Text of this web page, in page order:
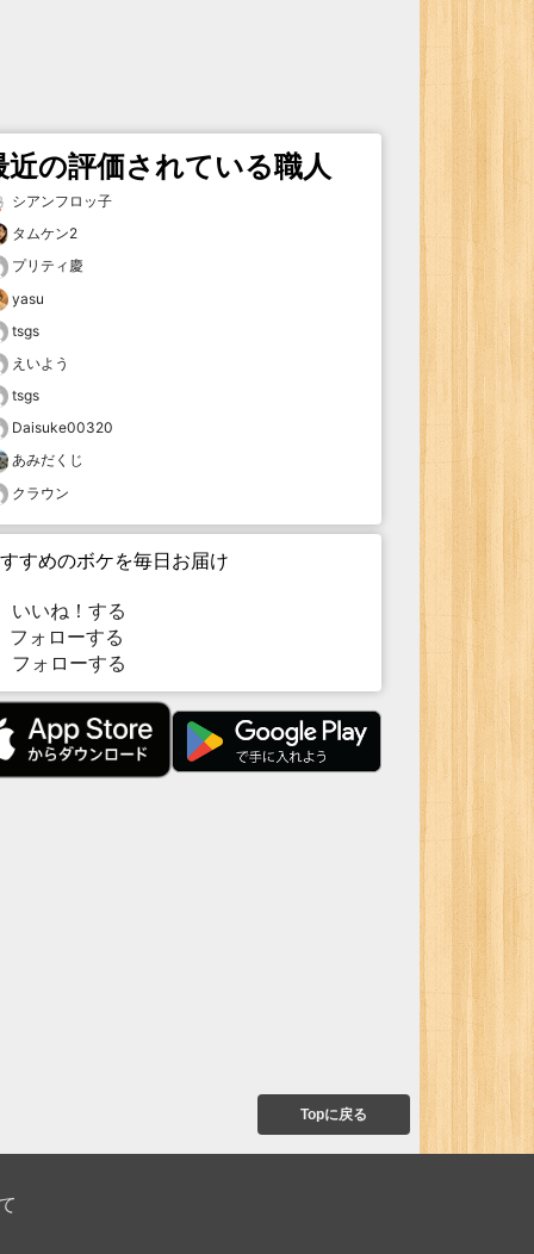
近の評価されている職人
シアンフロッ子
タムケン2
プリティ慶
yasu
tsgs
えいよう
tsgs
Daisuke00320
あみだくじ
クラウン
すめのボケを毎日お届け
いいね！する
ォローする
フォローする
Topに戻る